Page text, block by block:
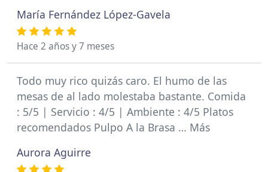
María Fernández López-Gavela
Hace 2 años y 7 meses
Todo muy rico quizás caro. El humo de las
mesas de al lado molestaba bastante. Comida
: 5/5 | Servicio : 4/5 | Ambiente : 4/5 Platos
recomendados Pulpo A la Brasa … Más
Aurora Aguirre